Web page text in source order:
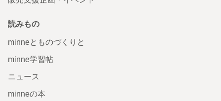
読みもの
minneとものづくりと
minne学習帖
ニュース
minneの本